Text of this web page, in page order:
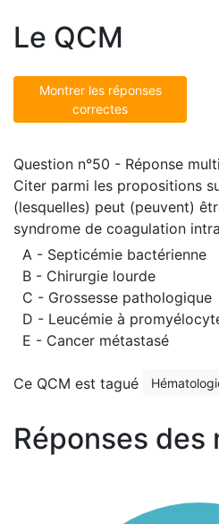
Le QCM
Montrer les réponses
correctes
Question n°50 - Réponse
Citer parmi les propositions
(lesquelles) peut (peuvent)
syndrome de coagulation
A - Septicémie bactérienne
B - Chirurgie lourde
C - Grossesse pathologique
D - Leucémie à
E - Cancer métastasé
Ce QCM est tagué
Réponses des